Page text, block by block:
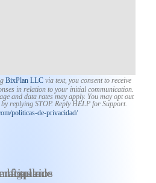
BixPlan LLCvia text, you consent to receive
in relation to your initial communication.
and data rates may apply. You may opt out
replying STOP. Reply HELP for Support.
politicas-de-privacidad/